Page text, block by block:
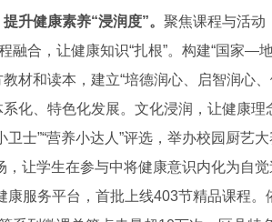
升健康素养“浸润度”。 聚焦课程与活动
程融合，让健康知识“扎根”。构建“国家
材和读本，建立“培德润心、启智润心
化、特色化发展。文化浸润，让健康理
卫士”“营养小达人”评选，举办校园厨
，让学生在参与中将健康意识内化为自
康服务平台，首批上线403节精品课程